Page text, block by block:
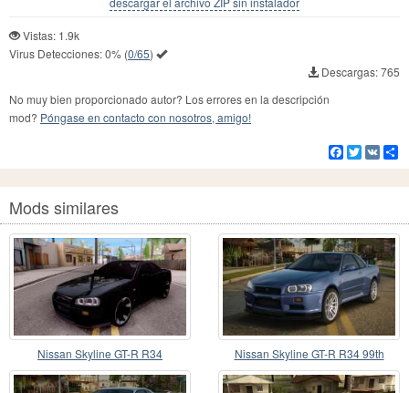
Vistas: 1.9k
Virus Detecciones:0% (0/65)
Descargas: 765
No muy bien proporcionado autor? Los errores en la descripción
mod? Póngase en contacto con nosotros, amigo!
Facebook
Twitter
VK
Mods similares
Nissan Skyline GT-R R34 Nissan Skyline GT-R R34 99th